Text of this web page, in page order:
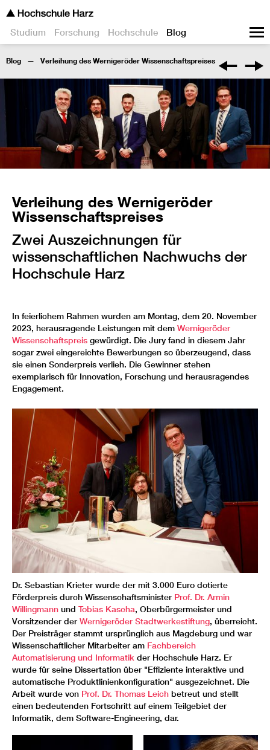
Studium Forschung Hochschule Blog
Blog Verleihung des Wernigeröder Wissenschaftspreises
Verleihung des Wernigeröder
Wissenschaftspreises
Zwei Auszeichnungen für
wissenschaftlichen Nachwuchs der
Hochschule Harz
In feierlichem Rahmen wurden am Montag, dem 20. November
2023, herausragende Leistungen mit dem Wernigeröder
Wissenschaftspreis gewürdigt. Die Jury fand in diesem Jahr
sogar zwei eingereichte Bewerbungen so überzeugend, dass
sie einen Sonderpreis verlieh. Die Gewinner stehen
exemplarisch für Innovation, Forschung und herausragendes
Engagement.
Dr. Sebastian Krieter wurde der mit 3.000 Euro dotierte
Förderpreis durch Wissenschaftsminister Prof. Dr. Armin
Willingmann und Tobias Kascha, Oberbürgermeister und
Vorsitzender der Wernigeröder Stadtwerkestiftung, überreicht.
Der Preisträger stammt ursprünglich aus Magdeburg und war
Wissenschaftlicher Mitarbeiter am Fachbereich
Automatisierung und Informatik der Hochschule Harz. Er
wurde für seine Dissertation über "Effiziente interaktive und
automatische Produktlinienkonfiguration" ausgezeichnet. Die
Arbeit wurde von Prof. Dr. Thomas Leich betreut und stellt
einen bedeutenden Fortschritt auf einem Teilgebiet der
Informatik, dem Software-Engineering, dar.